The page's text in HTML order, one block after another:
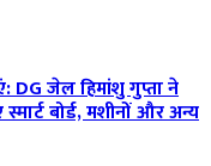
DG जेल हिमांशु गुप्ता ने
बोर्ड, मशीनों और अन्य